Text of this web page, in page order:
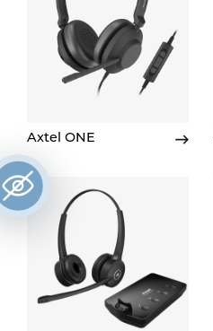
Axtel ONE